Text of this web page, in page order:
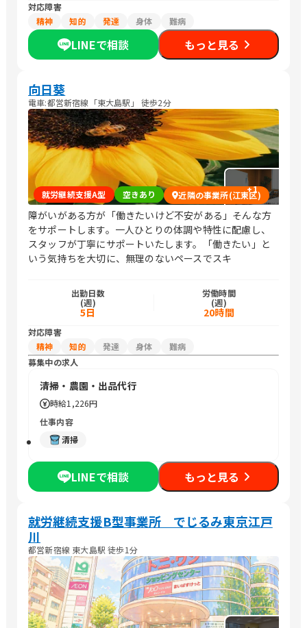
対応障害
精神
知的 発達 身体 難病
LINEで相談 もっと見る
向日葵
電車:都営新宿線「東大島駅」 徒歩2分
+1
就労継続支援A型 空きあり 近隣の事業所(江東区)
障がいがある方が「働きたいけど不安がある」そんな方
をサポートします。一人ひとりの体調や特性に配慮し、
スタッフが丁寧にサポートいたします。「働きたい」と
いう気持ちを大切に、無理のないペースでスキ
出勤日数
(週)
5日
労働時間
(週)
20時間
対応障害
精神
知的 発達 身体
難病
募集中の求人
清掃・農園・出品代行
時給1,226円
仕事内容
清掃
LINEで相談 もっと見る
就労継続支援B型事業所 でじるみ東京江戸
川
都営新宿線 東大島駅 徒歩1分